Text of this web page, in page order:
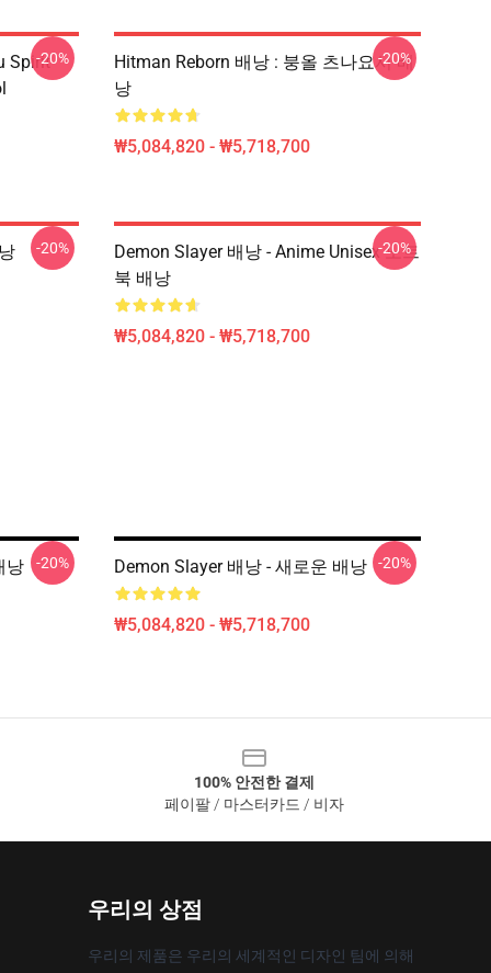
Spirit-20%
Hitman Reborn 배낭 : 붕올 츠나요시 배
낭
₩5,084,820 - ₩5,718,700
-20%
-20%
Demon Slayer 배낭 - Anime Unisex 노트
북 배낭
₩5,084,820 - ₩5,718,700
-20%
낭 -20% Demon Slayer 배낭 - 새로운 배낭
₩5,084,820 - ₩5,718,700
-20%
100% 안전한 결제
페이팔 / 마스터카드 / 비자
우리의 상점
우리의 제품은 우리의 세계적인 디자인 팀에 의해